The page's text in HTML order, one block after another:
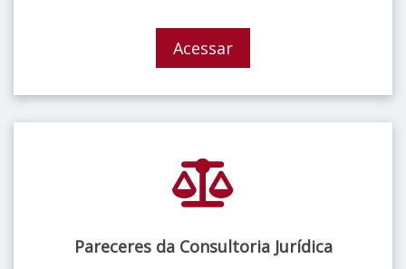
Acessar
Pareceres da Consultoria Jurídica